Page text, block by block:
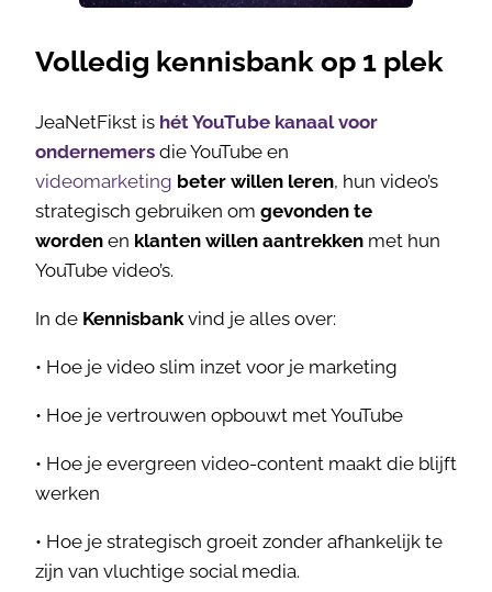
Volledig kennisbank op 1 plek
JeaNetFikst is hét YouTube kanaal voor
ondernemers die YouTube en
videomarketing beter willen leren, hun video’s
strategisch gebruiken om gevonden te
worden en klanten willen aantrekken met hun
YouTube video’s.
In de Kennisbankvind je alles over:
• Hoe je video slim inzet voor je marketing
• Hoe je vertrouwen opbouwt met YouTube
• Hoe je evergreen video-content maakt die blijft
werken
• Hoe je strategisch groeit zonder afhankelijk te
zijn van vluchtige social media.